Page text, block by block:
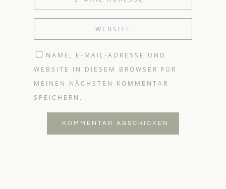
NAME, E-MAIL-ADRESSE UND
WEBSITE IN DIESEM BROWSER FÜR
MEINEN NÄCHSTEN KOMMENTAR
SPEICHERN.
KOMMENTAR ABSCHICKEN